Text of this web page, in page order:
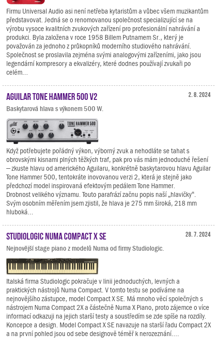
Firmu Universal Audio asi není netřeba kytaristům a vůbec všem muzikantům
představovat. Jedná se o renomovanou společnost specializující se na
výrobu vysoce kvalitních zvukových zařízení pro profesionální nahrávání a
produkci. Byla založena v roce 1958 Billem Putnamem Sr., který je
považován za jednoho z průkopníků moderního studiového nahrávání.
Společnost se proslavila zejména svými analogovými zařízeními, jako jsou
legendární kompresory a ekvalizéry, které dodnes používají zvukaři po
celém...
2. 8. 2024
Aguilar Tone Hammer 500 V2
Baskytarová hlava s výkonem 500 W.
Když potřebujete pořádný výkon, výborný zvuk a nehodláte se tahat s
obrovskými kisnami plných těžkých traf, pak pro vás mám jednoduché řešení
– zkuste hlavu od amerického Aguilaru, konkrétně baskytarovou hlavu Aguilar
Tone Hammer 500, tentokráte inovovanou verzi 2, která je stejně jako
předchozí model inspirovaná efektovým pedálem Tone Hammer.
Drobnost velikého významu. Touto parafrází začnu popis naší „hlavičky“.
Svým osobním měřením jsem zjistil, že hlava je 275 mm široká, 218 mm
hluboká...
28. 7. 2024
Studiologic Numa Compact X SE
Nejnovější stage piano z modelů Numa od firmy Studiologic.
Italská firma Studiologic pokračuje v linii jednoduchých, levných a
praktických nástrojů Numa Compact. V tomto testu se podíváme na
nejnovějšího zástupce, model Compact X SE. Má mnoho věcí společných s
nástrojem Numa Compact 2X a částečně Numa X Piano, proto zájemce o více
informací odkazuji na jejich starší testy a soustředím se zde spíše na rozdíly.
Koncepce a design. Model Compact X SE navazuje na starší řadu Compact 2X
a na první pohled jsou od sebe designově téměř k nerozeznání....